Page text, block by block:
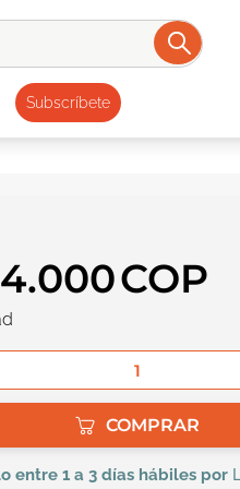
Subscríbete
.000
COMPRAR
entre 1 a 3 días hábiles por